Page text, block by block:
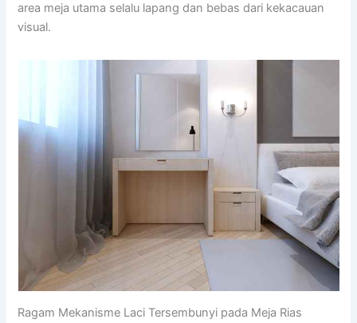
area meja utama selalu lapang dan bebas dari kekacauan
visual.
Ragam Mekanisme Laci Tersembunyi pada Meja Rias